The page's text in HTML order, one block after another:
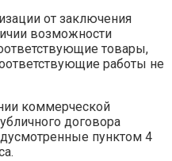
от заключения
возможности
товары,
работы не
коммерческой
договора
пунктом 4